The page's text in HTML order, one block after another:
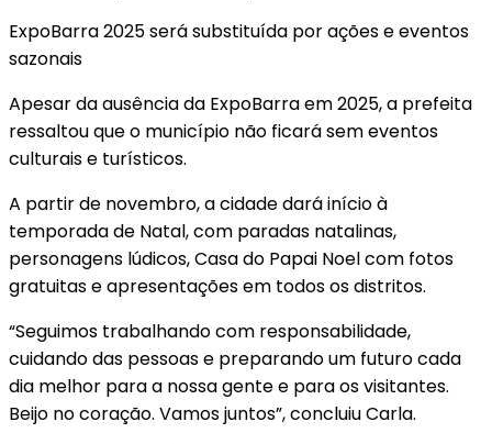
ExpoBarra 2025 será substituída por ações e eventos
sazonais
Apesar da ausência da ExpoBarra em 2025, a prefeita
ressaltou que o município não ficará sem eventos
culturais e turísticos.
A partir de novembro, a cidade dará início à
temporada de Natal, com paradas natalinas,
personagens lúdicos, Casa do Papai Noel com fotos
gratuitas e apresentações em todos os distritos.
“Seguimos trabalhando com responsabilidade,
cuidando das pessoas e preparando um futuro cada
dia melhor para a nossa gente e para os visitantes.
Beijo no coração. Vamos juntos”, concluiu Carla.